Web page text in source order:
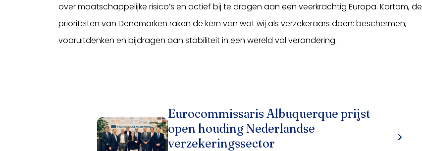
over maatschappelijke risico’s en actief bij te dragen aan een veerkrachtig Europa. Kortom, de
prioriteiten van Denemarken raken de kern van wat wij als verzekeraars doen: beschermen,
vooruitdenken en bijdragen aan stabiliteit in een wereld vol verandering.
Eurocommissaris Albuquerque prijst
open houding Nederlandse
verzekeringssector